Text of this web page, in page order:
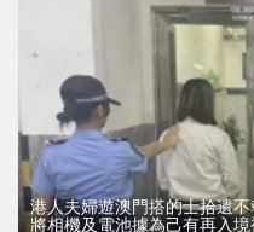
港人夫婦遊澳門搭的士拾遺不
將相機及電池據為己有再入境